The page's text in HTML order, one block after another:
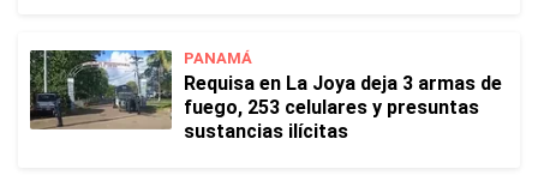
PANAMÁ
Requisa en La Joya deja 3 armas de
fuego, 253 celulares y presuntas
sustancias ilícitas